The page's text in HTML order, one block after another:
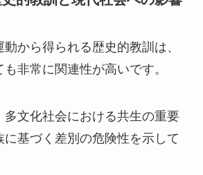
から得られる歴史的教訓は、
非常に関連性が高いです。
多文化社会における共生の重要
基づく差別の危険性を示して